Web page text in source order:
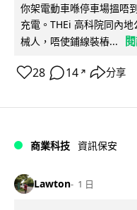
你架電動車喺停車場搵唔
充電。THEi 高科院同內
械人，唔使鋪線裝樁...
28 14 ↗ 分享
商業科技 資訊保安
Lawton 1 日